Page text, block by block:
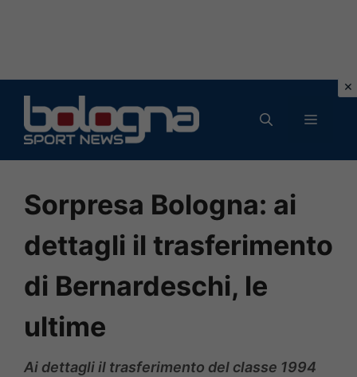
contenuto
MENU
Sorpresa Bologna: ai
dettagli il trasferimento
di Bernardeschi, le
ultime
Ai dettagli il trasferimento del classe 1994